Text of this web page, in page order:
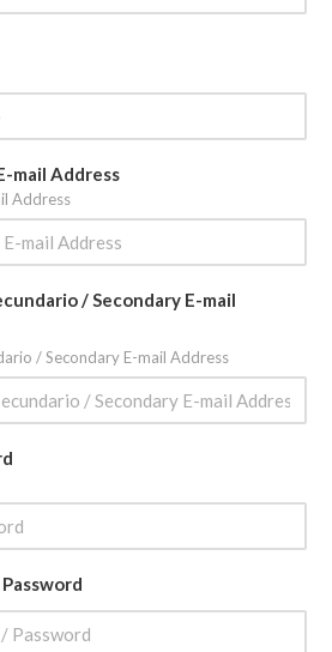
mail Address
Address
/ Secondary E-mail
/ Secondary E-mail Address